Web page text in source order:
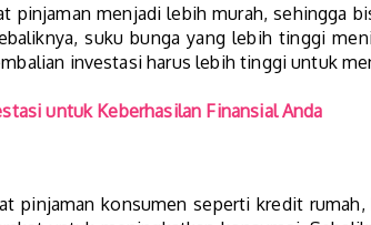
pinjaman menjadi lebih murah, sehingga
suku bunga yang lebih tinggi
investasi harus lebih tinggi untuk
untuk Keberhasilan Finansial Anda
pinjaman konsumen seperti kredit